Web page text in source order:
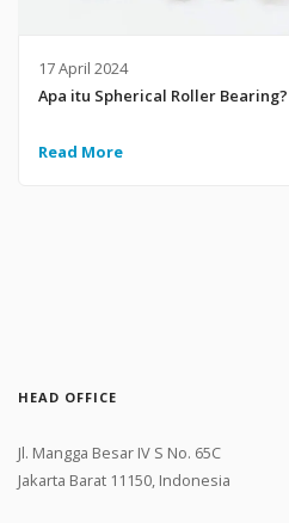
17 April 2024
Apa itu Spherical Roller
Read More
HEAD OFFICE
Jl. Mangga Besar IV S No. 65C
Jakarta Barat 11150, Indonesia